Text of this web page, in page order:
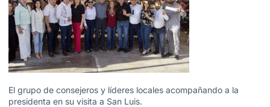
El grupo de consejeros y líderes locales acompañando a la
presidenta en su visita a San Luis.